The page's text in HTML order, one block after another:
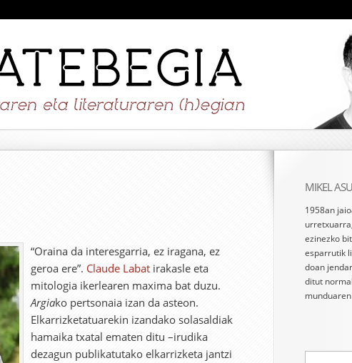
“Oraina da interesgarria, ez iragana, ez
geroa ere”. Claude Labat irakasle eta
mitologia ikerlearen maxima bat duzu.
Argiako pertsonaia izan da asteon.
Elkarrizketatuarekin izandako solasaldiak
hamaika txatal ematen ditu –irudika
dezagun publikatutako elkarrizketa jantzi
MIKEL
1958an
ezinezko
esparrutik
doan
ditut
Bilatu: